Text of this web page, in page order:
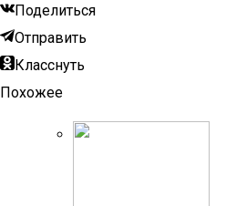
Поделиться
Отправить
Класснуть
Похожее